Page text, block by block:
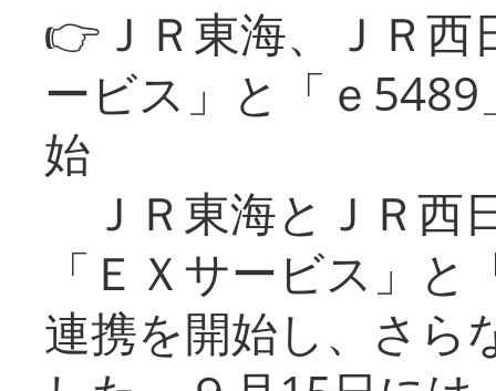
👉ＪＲ東海、ＪＲ
ービス」と「ｅ
始
ＪＲ東海とＪＲ西
「ＥＸサービス」
連携を開始し、さら